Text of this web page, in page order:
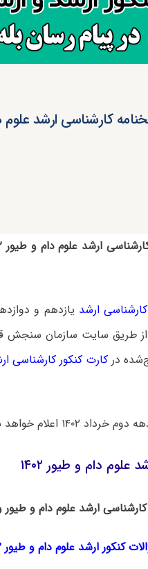
کارشناسی ارشد علوم دام
ارشد علوم دام و طیور ۱۴۰۲
ارشد
آزمون از ۸ تا ۱۰ اسفند از طریق سایت
درکارت کنکور کارشناسی
دوم خرداد ۱۴۰۲ اعلام خواهد شد.
دام و طیور ۱۴۰۲
ارشد علوم دام و طیور
کنکور ارشد علوم دام و طیور ۱۴۰۲